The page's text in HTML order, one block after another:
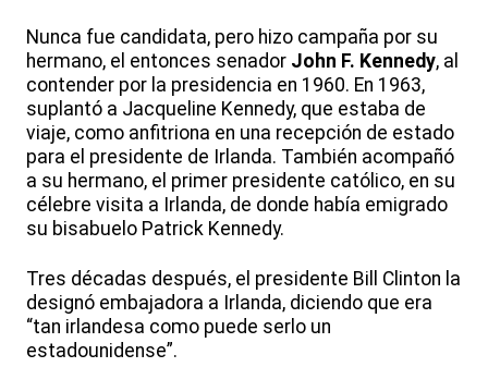
Nunca fue candidata, pero hizo campaña por su
hermano, el entonces senador John F. Kennedy, al
contender por la presidencia en 1960. En 1963,
suplantó a Jacqueline Kennedy, que estaba de
viaje, como anfitriona en una recepción de estado
para el presidente de Irlanda. También acompañó
a su hermano, el primer presidente católico, en su
célebre visita a Irlanda, de donde había emigrado
su bisabuelo Patrick Kennedy.
Tres décadas después, el presidente Bill Clinton la
designó embajadora a Irlanda, diciendo que era
“tan irlandesa como puede serlo un
estadounidense”.